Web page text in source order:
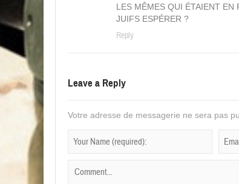
LES MÊMES QUI ÉTAIENT EN
JUIFS ESPÉRER ?
Reply
Leave a Reply
Votre adresse de messagerie ne sera pas